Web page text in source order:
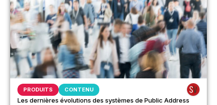
PRODUITS CONTENU
Les dernières évolutions des systèmes de Public Address